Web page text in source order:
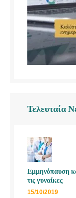
Τελευταία
Εμμηνόπαυση
τις γυναίκες
15/10/2019